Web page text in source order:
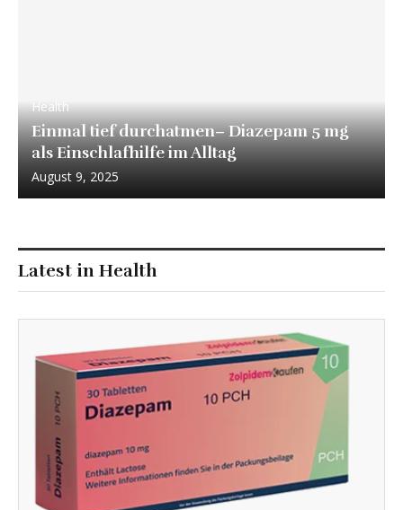
Health
Einmal tief durchatmen– Diazepam 5 mg
als Einschlafhilfe im Alltag
August 9, 2025
Latest in Health